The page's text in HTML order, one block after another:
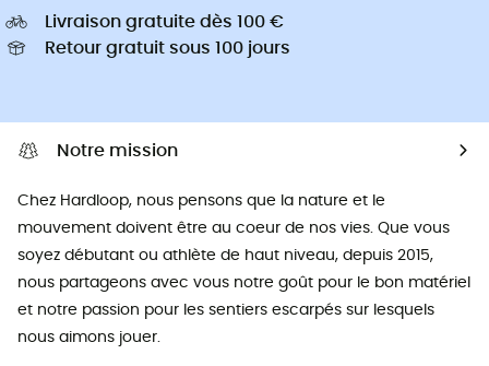
Livraison gratuite dès 100 €
Retour gratuit sous 100 jours
Notre mission
Chez Hardloop, nous pensons que la nature et le
mouvement doivent être au coeur de nos vies. Que vous
soyez débutant ou athlète de haut niveau, depuis 2015,
nous partageons avec vous notre goût pour le bon matériel
et notre passion pour les sentiers escarpés sur lesquels
nous aimons jouer.